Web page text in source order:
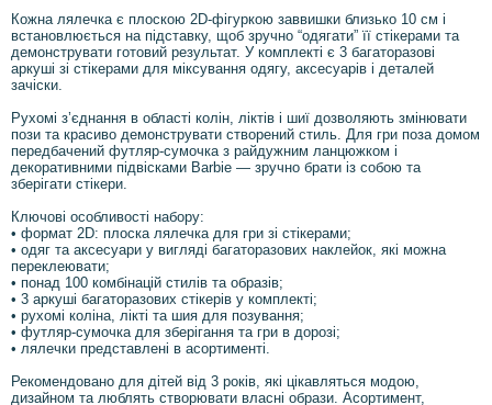
Кожна лялечка є плоскою 2D-фігуркою заввишки близько 10 см і
встановлюється на підставку, щоб зручно “одягати” її стікерами та
демонструвати готовий результат. У комплекті є 3 багаторазові
аркуші зі стікерами для міксування одягу, аксесуарів і деталей
зачіски.
Рухомі з’єднання в області колін, ліктів і шиї дозволяють змінювати
пози та красиво демонструвати створений стиль. Для гри поза домом
передбачений футляр-сумочка з райдужним ланцюжком і
декоративними підвісками Barbie — зручно брати із собою та
зберігати стікери.
Ключові особливості набору:
• формат 2D: плоска лялечка для гри зі стікерами;
• одяг та аксесуари у вигляді багаторазових наклейок, які можна
переклеювати;
• понад 100 комбінацій стилів та образів;
• 3 аркуші багаторазових стікерів у комплекті;
• рухомі коліна, лікті та шия для позування;
• футляр-сумочка для зберігання та гри в дорозі;
• лялечки представлені в асортименті.
Рекомендовано для дітей від 3 років, які цікавляться модою,
дизайном та люблять створювати власні образи. Асортимент,